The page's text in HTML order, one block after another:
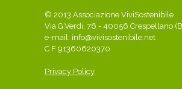
© 2013 Associazione ViviSostenibile
Via G.Verdi, 76 - 40056 Crespellano
e-mail: info@vivisostenibile.net
C.F 91360620370
Privacy Policy